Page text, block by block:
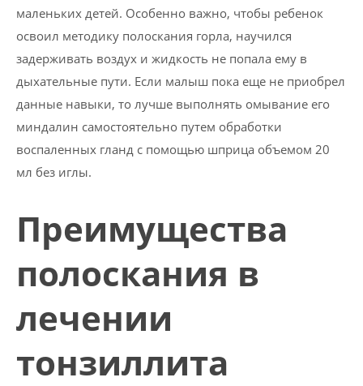
маленьких детей. Особенно важно, чтобы ребенок
освоил методику полоскания горла, научился
задерживать воздух и жидкость не попала ему в
дыхательные пути. Если малыш пока еще не приобрел
данные навыки, то лучше выполнять омывание его
миндалин самостоятельно путем обработки
воспаленных гланд с помощью шприца объемом 20
мл без иглы.
Преимущества
полоскания в
лечении
тонзиллита